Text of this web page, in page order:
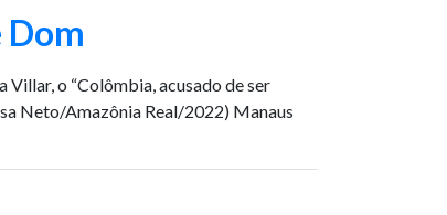
Dom
o “Colômbia, acusado de ser
Neto/Amazônia Real/2022) Manaus